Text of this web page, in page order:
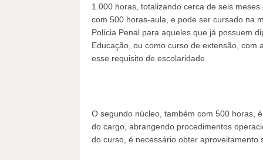
1.000 horas, totalizando cerca de seis
com 500 horas-aula, e pode ser cursado na
Polícia Penal para aqueles que já possuem
Educação, ou como curso de extensão,
esse requisito de escolaridade.
O segundo núcleo, também com 500 horas,
do cargo, abrangendo procedimentos
do curso, é necessário obter